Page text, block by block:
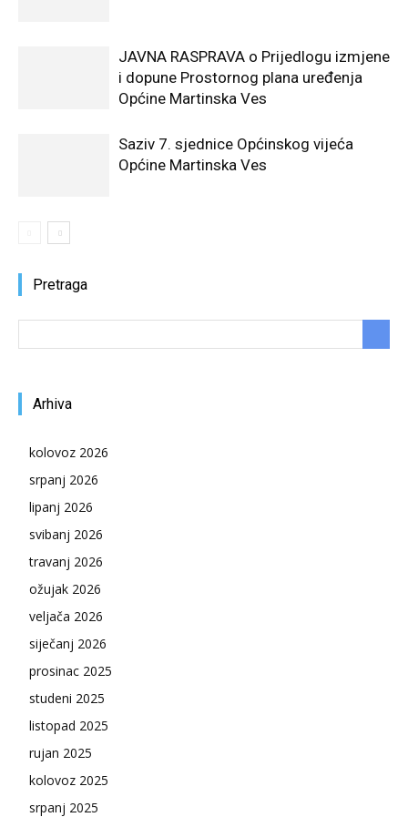
JAVNA RASPRAVA o Prijedlogu izmjene
i dopune Prostornog plana uređenja
Općine Martinska Ves
Saziv 7. sjednice Općinskog vijeća
Općine Martinska Ves
Pretraga
Arhiva
kolovoz 2026
srpanj 2026
lipanj 2026
svibanj 2026
travanj 2026
ožujak 2026
veljača 2026
siječanj 2026
prosinac 2025
studeni 2025
listopad 2025
rujan 2025
kolovoz 2025
srpanj 2025